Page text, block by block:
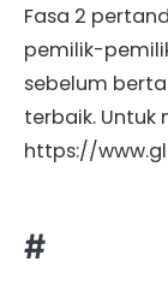
Fasa 2
pemilik-
sebelum
terbaik. Untuk
https://
#